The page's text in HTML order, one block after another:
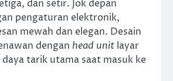
dan setir. Jok depan
pengaturan elektronik,
mewah dan elegan. Desain
dengan head unit layar
tarik utama saat masuk ke